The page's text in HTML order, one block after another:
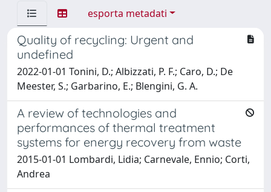
esporta metadati
Quality of recycling: Urgent and
undefined
2022-01-01 Tonini, D.; Albizzati, P. F.; Caro, D.; De
Meester, S.; Garbarino, E.; Blengini, G. A.
A review of technologies and
performances of thermal treatment
systems for energy recovery from waste
2015-01-01 Lombardi, Lidia; Carnevale, Ennio; Corti,
Andrea